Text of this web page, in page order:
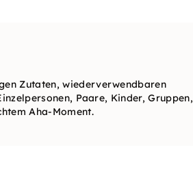
Zutaten, wiederverwendbaren
Paare, Kinder, Gruppen,
Aha-Moment.